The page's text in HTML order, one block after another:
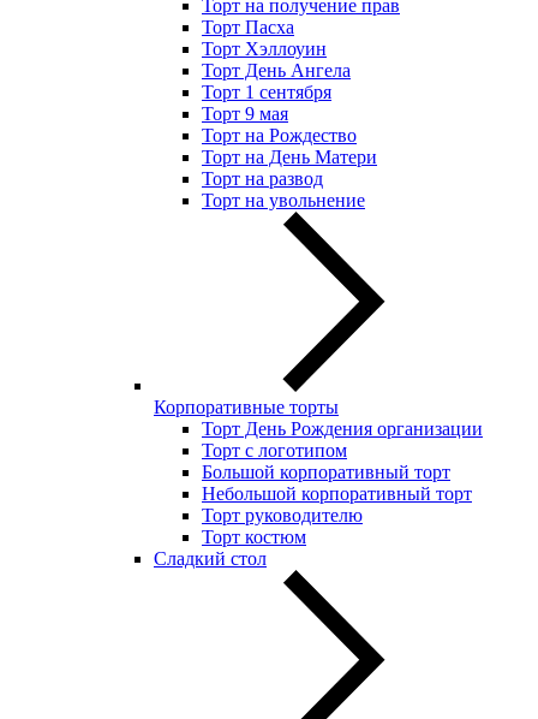
Торт на получение прав
Торт Пасха
Торт Хэллоуин
Торт День Ангела
Торт 1 сентября
Торт 9 мая
Торт на Рождество
Торт на День Матери
Торт на развод
Торт на увольнение
Корпоративные торты
Торт День Рождения организации
Торт с логотипом
Большой корпоративный торт
Небольшой корпоративный торт
Торт руководителю
Торт костюм
Сладкий стол